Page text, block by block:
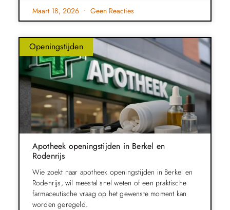
Maart 18, 2026 Geen Reacties
Openingstijden
Apotheek openingstijden in Berkel en
Rodenrijs
Wie zoekt naar apotheek openingstijden in Berkel en
Rodenrijs, wil meestal snel weten of een praktische
farmaceutische vraag op het gewenste moment kan
worden geregeld.